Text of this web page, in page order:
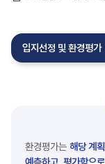
입지선정 및 환경평가
환경평가는 해당 계
예측하고, 평가함으